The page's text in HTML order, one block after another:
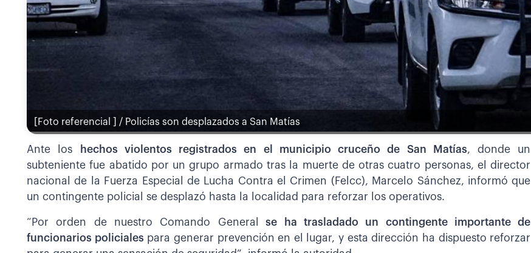
[Foto referencial ] / Policías son desplazados a San Matías
Ante los hechos violentos registrados en el municipio cruceño de San Matías, donde un
subteniente fue abatido por un grupo armado tras la muerte de otras cuatro personas, el director
nacional de la Fuerza Especial de Lucha Contra el Crimen (Felcc), Marcelo Sánchez, informó que
un contingente policial se desplazó hasta la localidad para reforzar los operativos.
“Por orden de nuestro Comando General
se ha trasladado un contingente importante de
funcionarios policiales para generar prevención en el lugar, y esta dirección ha dispuesto reforzar